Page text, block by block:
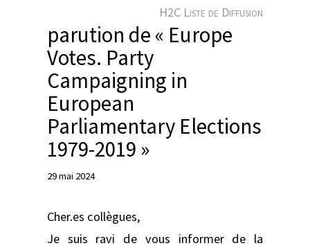
H2C Liste de Diffusion
parution de « Europe
Votes. Party
Campaigning in
European
Parliamentary Elections
1979-2019 »
29 mai 2024
Cher.es collègues,
Je suis ravi de vous informer de la